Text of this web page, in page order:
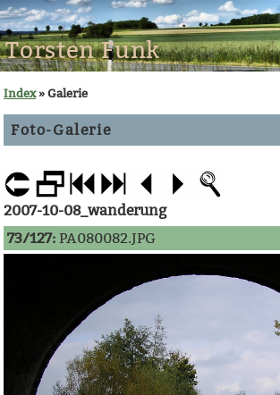
Torsten Funk
Index» Galerie
Foto-Galerie
2007-10-08_wanderung
73/127: PA080082.JPG